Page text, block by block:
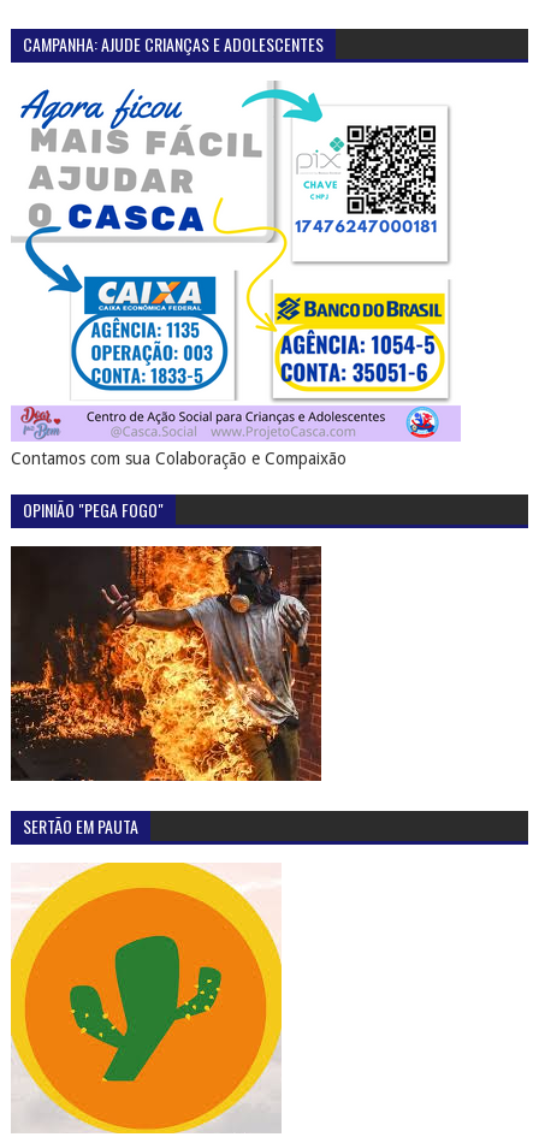
CAMPANHA: AJUDE CRIANÇAS E ADOLESCENTES
Contamos com sua Colaboração e Compaixão
OPINIÃO "PEGA FOGO"
SERTÃO EM PAUTA